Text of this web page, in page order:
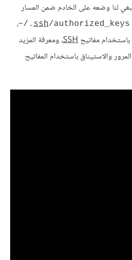
لنا وضعه على الخادم ضمن المسار
‎~/. ssh/authorized_keys
،
باستخدام مفاتيح SSH، ومعرفة المزيد
والاستيثاق باستخدام المفاتيح